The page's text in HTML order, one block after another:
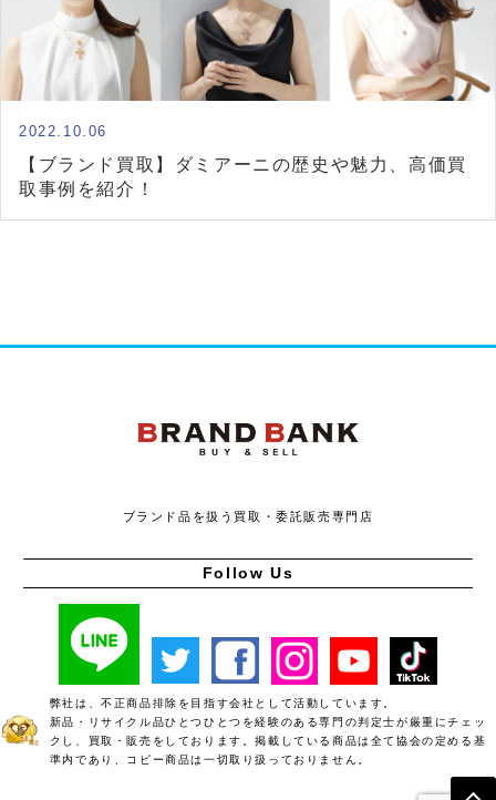
2022.10.06
【ブランド買取】ダミアーニの歴史や魅力、高価買
取事例を紹介！
ブランド品を扱う買取・委託販売専門店
Follow Us
弊社は、不正商品排除を目指す会社として活動しています。
新品・リサイクル品ひとつひとつを経験のある専門の判定士が厳重にチェッ
クし、買取・販売をしております。掲載している商品は全て協会の定める基
準内であり、コピー商品は一切取り扱っておりません。